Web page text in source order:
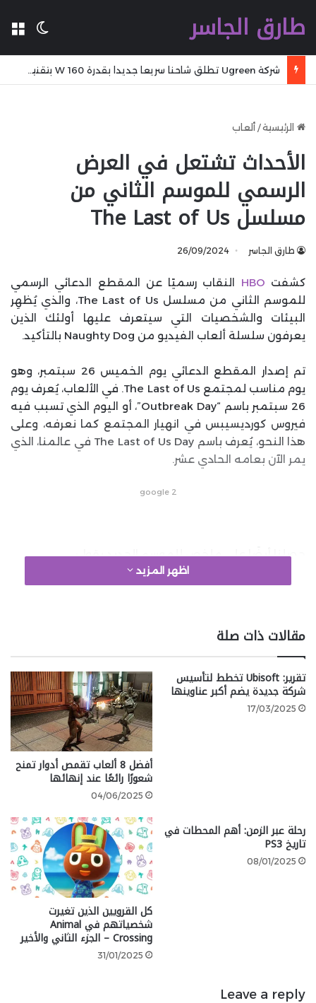
طارق الجاسر
شركة Ugreen تطلق شاحنا سريعا جديدا بقدرة 160 W بتقنية GaN مع تقنية WiFi وكابل مدمج وشاشة
الرئيسية/ ألعاب
الأحداث تشتعل في العرض
الرسمي للموسم الثاني من
مسلسل The Last of Us
طارق الجاسر 26/09/2024
كشفت HBO النقاب رسميًا عن المقطع الدعائي الرسمي
للموسم الثاني من مسلسل The Last of Us، والذي يُظهِر
البيئات والشخصيات التي سيتعرف عليها أولئك الذين
يعرفون سلسلة ألعاب الفيديو من Naughty Dog بالتأكيد.
تم إصدار المقطع الدعائي يوم الخميس 26 سبتمبر، وهو
يوم مناسب لمجتمع The Last of Us. في الألعاب، يُعرف يوم
26 سبتمبر باسم “Outbreak Day”، أو اليوم الذي تسبب فيه
فيروس كورديسيبس في انهيار المجتمع كما نعرفه، وعلى
هذا النحو، يُعرف باسم The Last of Us Day في عالمنا، الذي
يمر الآن بعامه الحادي عشر.
google 2
حصلنا أيضًا على ملخص للموسم الجديد يقول:
بعد خمس سنوات من السلام بعد
أحداث الموسم الأول، يلاحقهم
ماضي جويل وإيلي الجماعي، مما
يجرهم إلى صراع مع بعضهم البعض
وعالم أكثر خطورة من العالم الذي
تركوه وراءهم لا يمكن التنبؤ به.
سيشهد الموسم الثاني من The Last of Us عودة النجوم
بيدرو باسكال بدور جويل، وبيلا رامزي بدور إيلي، وغابرييل لونا
بدور تومي، وروتينا ويسلي بدور ماريا.
v=BOsAJ7oe2QE&feature=oembed
شارك هذه الصفحة عبر
اظهر المزيد
مقالات ذات صلة
تقرير: Ubisoft تخطط لتأسيس
شركة جديدة يضم أكبر عناوينها
17/03/2025
أفضل 8 ألعاب تقمص أدوار تمنح
شعورًا رائعًا عند إنهائها
04/06/2025
رحلة عبر الزمن: أهم المحطات في
تاريخ PS3
08/01/2025
كل القرويين الذين تغيرت
شخصياتهم في Animal
Crossing – الجزء الثاني والأخير
31/01/2025
Leave a reply